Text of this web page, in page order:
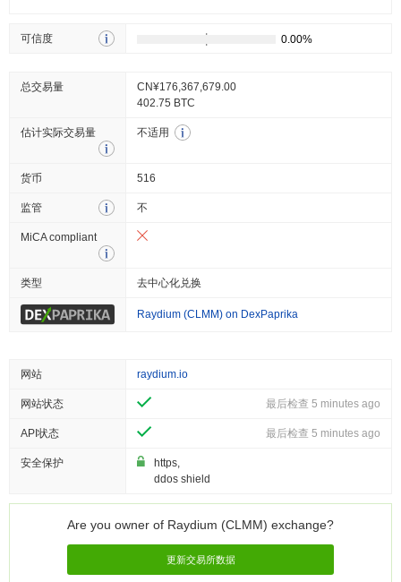
可信度
总交易量
CN¥176,367,679.00
402.75 BTC
估计实际交易量 不适用
货币 516
监管 不
MiCA compliant
类型 去中心化兑换
Raydium (CLMM) on DexPaprika
网站 raydium.io
网站状态 最后检查 5 minutes ago
API状态 最后检查 5 minutes ago
安全保护
https,
ddos shield
Are you owner of Raydium (CLMM) exchange?
更新交易所数据